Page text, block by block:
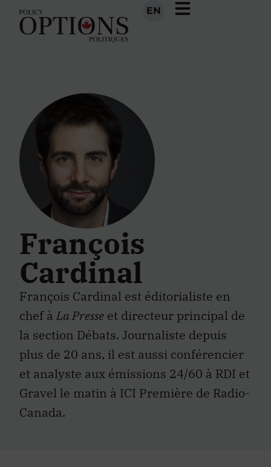
EN
François
Cardinal
François Cardinal est éditorialiste en
chef à La Presse et directeur principal de
la section Débats. Journaliste depuis
plus de 20 ans, il est aussi conférencier
et analyste aux émissions 24/60 à RDI et
Gravel le matin à ICI Première de Radio-
Canada.